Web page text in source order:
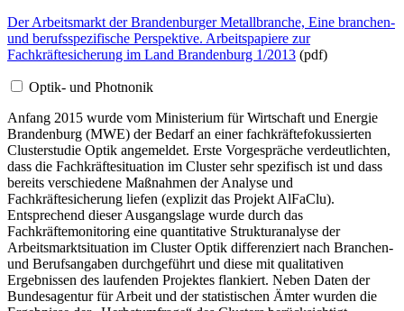
Der Arbeitsmarkt der Brandenburger Metallbranche, Eine branchen-
und berufsspezifische Perspektive. Arbeitspapiere zur
Fachkräftesicherung im Land Brandenburg 1/2013 (pdf)
Optik- und Photnonik
Anfang 2015 wurde vom Ministerium für Wirtschaft und Energie
Brandenburg (MWE) der Bedarf an einer fachkräftefokussierten
Clusterstudie Optik angemeldet. Erste Vorgespräche verdeutlichten,
dass die Fachkräftesituation im Cluster sehr spezifisch ist und dass
bereits verschiedene Maßnahmen der Analyse und
Fachkräftesicherung liefen (explizit das Projekt AlFaClu).
Entsprechend dieser Ausgangslage wurde durch das
Fachkräftemonitoring eine quantitative Strukturanalyse der
Arbeitsmarktsituation im Cluster Optik differenziert nach Branchen-
und Berufsangaben durchgeführt und diese mit qualitativen
Ergebnissen des laufenden Projektes flankiert. Neben Daten der
Bundesagentur für Arbeit und der statistischen Ämter wurden die